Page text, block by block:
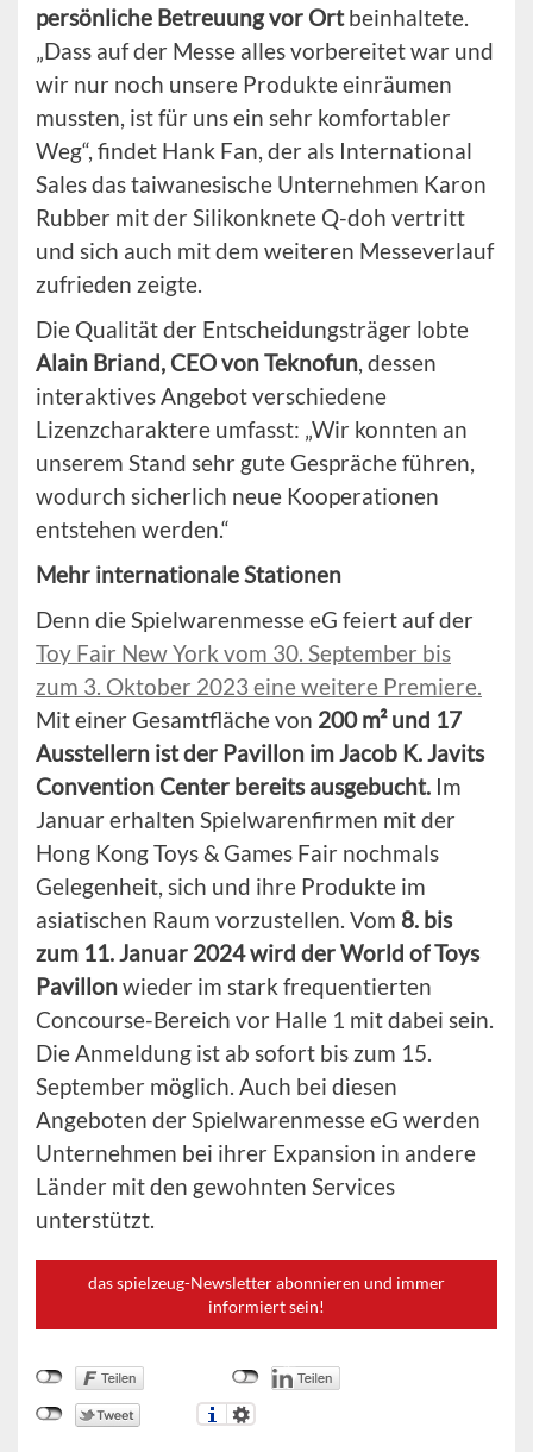
persönliche Betreuung vor Ortbeinhaltete.
„Dass auf der Messe alles vorbereitet war und
wir nur noch unsere Produkte einräumen
mussten, ist für uns ein sehr komfortabler
Weg“, findet Hank Fan, der als International
Sales das taiwanesische Unternehmen Karon
Rubber mit der Silikonknete Q-doh vertritt
und sich auch mit dem weiteren Messeverlauf
zufrieden zeigte.
Die Qualität der Entscheidungsträger lobte
Alain Briand, CEO von Teknofun, dessen
interaktives Angebot verschiedene
Lizenzcharaktere umfasst: „Wir konnten an
unserem Stand sehr gute Gespräche führen,
wodurch sicherlich neue Kooperationen
entstehen werden.“
Mehr internationale Stationen
Denn die Spielwarenmesse eG feiert auf der
Toy Fair New York vom 30. September bis
zum 3. Oktober 2023 eine weitere Premiere.
Mit einer Gesamtfläche von 200 m² und 17
Ausstellern ist der Pavillon im Jacob K. Javits
Convention Center bereits ausgebucht. Im
Januar erhalten Spielwarenfirmen mit der
Hong Kong Toys & Games Fair nochmals
Gelegenheit, sich und ihre Produkte im
asiatischen Raum vorzustellen. Vom 8. bis
zum 11. Januar 2024 wird der World of Toys
Pavillonwieder im stark frequentierten
Concourse-Bereich vor Halle 1 mit dabei sein.
Die Anmeldung ist ab sofort bis zum 15.
September möglich. Auch bei diesen
Angeboten der Spielwarenmesse eG werden
Unternehmen bei ihrer Expansion in andere
Länder mit den gewohnten Services
unterstützt.
das spielzeug-Newsletter abonnieren und immer
informiert sein!